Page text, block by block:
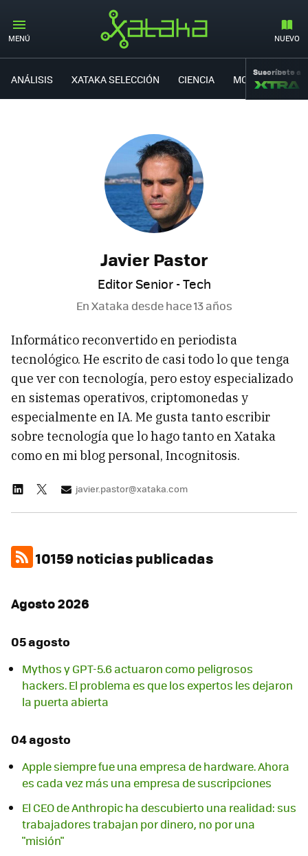
MENÚ NUEVO
ANÁLISIS XATAKA SELECCIÓN CIENCIA MOVILIDAD
Suscríbete a
Javier Pastor
Editor Senior - Tech
En Xataka desdehace 13 años
Informático reconvertido en periodista
tecnológico. He escrito de casi todo lo que tenga
que ver con tecnología, pero estoy especializado
en sistemas operativos, criptomonedas y
especialmente en IA. Me gusta tanto escribir
sobre tecnología que lo hago tanto en Xataka
como en mi blog personal, Incognitosis.
javier.pastor@xataka.com
10159 noticias publicadas
Agosto 2026
05 agosto
Mythos y GPT-5.6 actuaron como peligrosos
hackers. El problema es que los expertos les dejaron
la puerta abierta
04 agosto
Apple siempre fue una empresa de hardware. Ahora
es cada vez más una empresa de suscripciones
El CEO de Anthropic ha descubierto una realidad: sus
trabajadores trabajan por dinero, no por una
"misión"